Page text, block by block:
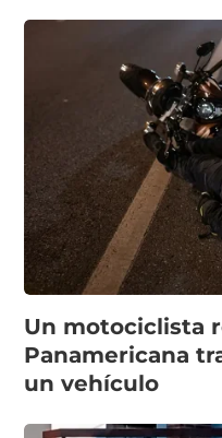
Un motociclista
Panamericana
un vehículo